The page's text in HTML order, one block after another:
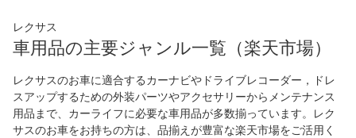
レクサス
車用品の主要ジャンル一覧（楽天市場）
レクサスのお車に適合するカーナビやドライブレコーダー，ドレ
スアップするための外装パーツやアクセサリーからメンテナンス
用品まで、カーライフに必要な車用品が多数揃っています。レク
サスのお車をお持ちの方は、品揃えが豊富な楽天市場をご活用く